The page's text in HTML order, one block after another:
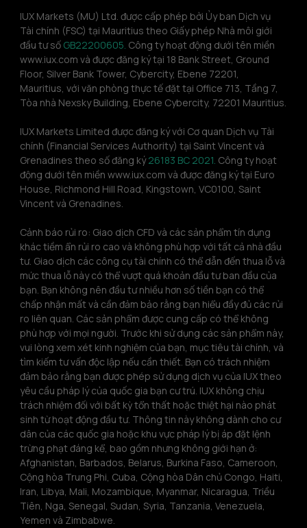
IUX Markets (MU) Ltd. được cấp phép bởi Ủy ban Dịch vụ
Tài chính (FSC) tại Mauritius theo Giấy phép Nhà môi giới
đầu tư số GB22200605. Công ty hoạt động dưới tên miền
www.iux.com và được đăng ký tại 18 Bank Street, Ground
Floor, Silver Bank Tower, Cybercity, Ebene 72201,
Mauritius, với văn phòng thực tế đặt tại Office 713, Tầng 7,
Tòa nhà Nexsky Building, Ebene Cybercity, 72201 Mauritius.
IUX Markets Limited được đăng ký với Cơ quan Dịch vụ Tài
chính (Financial Services Authority) tại Saint Vincent và
Grenadines theo số đăng ký 26183 BC 2021. Công ty hoạt
động dưới tên miền www.iux.com và được đăng ký tại Euro
House, Richmond Hill Road, Kingstown, VC0100, Saint
Vincent và Grenadines.
Cảnh báo rủi ro: Giao dịch CFD và các sản phẩm tín dụng
khác tiềm ẩn rủi ro cao và không phù hợp với tất cả nhà đầu
tư. Giao dịch các công cụ tài chính có thể dẫn đến thua lỗ và
mức thua lỗ này có thể vượt quá khoản đầu tư ban đầu của
bạn. Bạn không nên đầu tư nhiều hơn số tiền bạn có thể
chấp nhận mất và cần đảm bảo rằng bạn hiểu đầy đủ các rủi
ro liên quan. Các sản phẩm được cung cấp có thể không
phù hợp với mọi người. Trước khi sử dụng các sản phẩm này,
vui lòng xem xét kinh nghiệm của bạn, mục tiêu tài chính, và
tìm kiếm tư vấn độc lập nếu cần thiết. Bạn có trách nhiệm
đảm bảo rằng bạn được phép sử dụng dịch vụ của IUX theo
yêu cầu pháp lý của quốc gia bạn cư trú. IUX không chịu
trách nhiệm đối với bất kỳ tổn thất hoặc thiệt hại nào phát
sinh từ hoạt động đầu tư. Thông tin này không dành cho cư
dân của các quốc gia hoặc khu vực pháp lý bị áp đặt lệnh
trừng phạt đáng kể, bao gồm nhưng không giới hạn ở:
Afghanistan, Barbados, Belarus, Burkina Faso, Cameroon,
Cộng hòa Trung Phi, Cuba, Cộng hòa Dân chủ Congo, Haiti,
Iran, Libya, Mali, Mozambique, Myanmar, Nicaragua, Triều
Tiên, Nga, Senegal, Sudan, Syria, Tanzania, Venezuela,
Yemen và Zimbabwe.